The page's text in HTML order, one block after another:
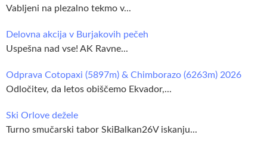
Vabljeni na plezalno tekmo v...
Delovna akcija v Burjakovih pečeh
Uspešna nad vse! AK Ravne...
Odprava Cotopaxi (5897m) & Chimborazo (6263m) 2026
Odločitev, da letos obiščemo Ekvador,...
Ski Orlove dežele
Turno smučarski tabor SkiBalkan26V iskanju...